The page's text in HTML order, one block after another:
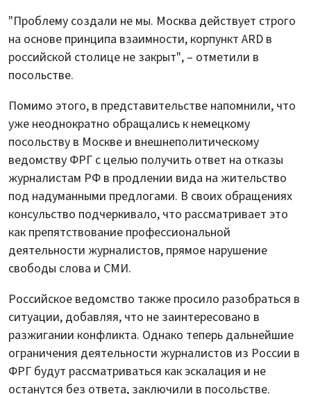
"Проблему создали не мы. Москва действует строго
на основе принципа взаимности, корпункт ARD в
российской столице не закрыт", – отметили в
посольстве.
Помимо этого, в представительстве напомнили, что
уже неоднократно обращались к немецкому
посольству в Москве и внешнеполитическому
ведомству ФРГ с целью получить ответ на отказы
журналистам РФ в продлении вида на жительство
под надуманными предлогами. В своих обращениях
консульство подчеркивало, что рассматривает это
как препятствование профессиональной
деятельности журналистов, прямое нарушение
свободы слова и СМИ.
Российское ведомство также просило разобраться в
ситуации, добавляя, что не заинтересовано в
разжигании конфликта. Однако теперь дальнейшие
ограничения деятельности журналистов из России в
ФРГ будут рассматриваться как эскалация и не
останутся без ответа, заключили в посольстве.